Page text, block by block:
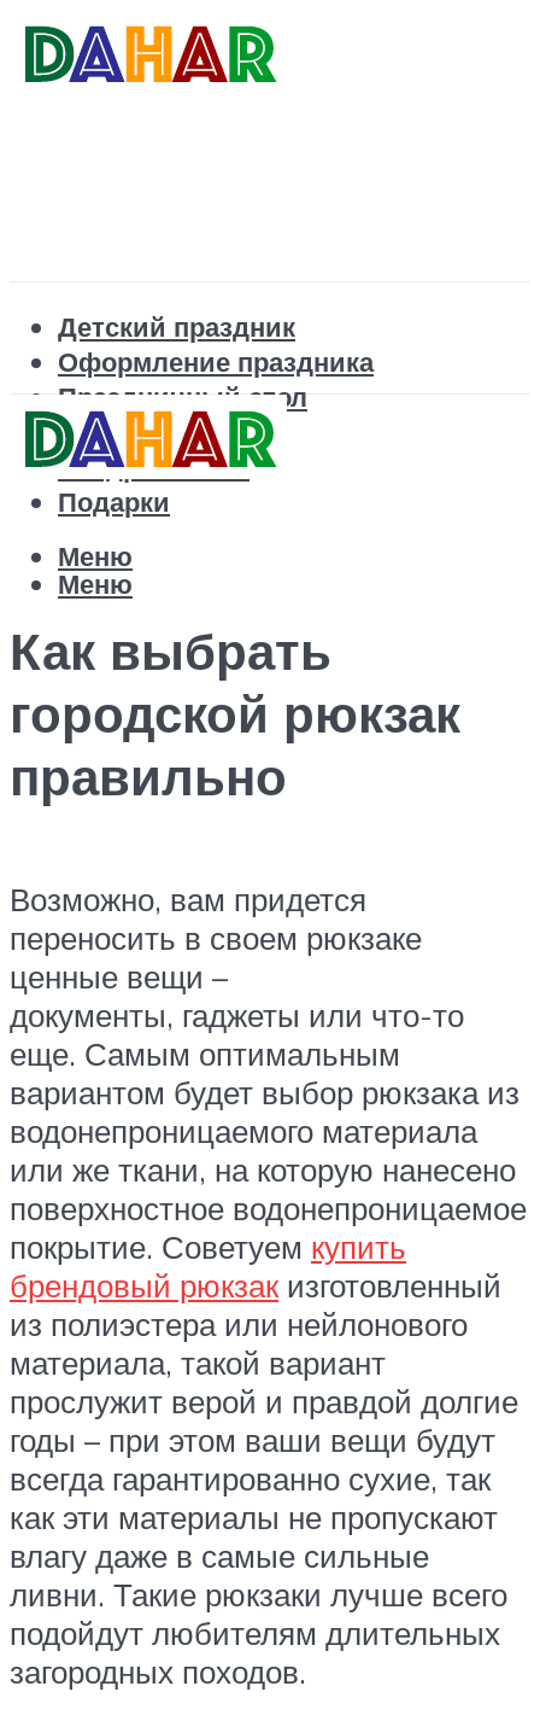
Детский праздник
Оформление праздника
Праздничный стол
Корпоратив
Поздравления
Подарки
Меню
Меню
Как выбрать
городской рюкзак
правильно
Возможно, вам придется
переносить в своем рюкзаке
ценные вещи –
документы, гаджеты или что-то
еще. Самым оптимальным
вариантом будет выбор рюкзака из
водонепроницаемого материала
или же ткани, на которую нанесено
поверхностное водонепроницаемое
покрытие. Советуем купить
брендовый рюкзакизготовленный
из полиэстера или нейлонового
материала, такой вариант
прослужит верой и правдой долгие
годы – при этом ваши вещи будут
всегда гарантированно сухие, так
как эти материалы не пропускают
влагу даже в самые сильные
ливни. Такие рюкзаки лучше всего
подойдут любителям длительных
загородных походов.